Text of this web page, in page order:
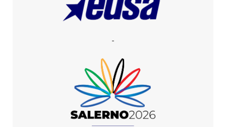
-